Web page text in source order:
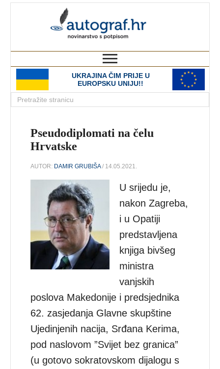
UKRAJINA ČIM PRIJE U
EUROPSKU UNIJU!!
Pseudodiplomati na čelu
Hrvatske
AUTOR: DAMIR GRUBIŠA/ 14.05.2021.
U srijedu je,
nakon Zagreba,
i u Opatiji
predstavljena
knjiga bivšeg
ministra
vanjskih
poslova Makedonije i predsjednika
62. zasjedanja Glavne skupštine
Ujedinjenih nacija, Srđana Kerima,
pod naslovom ”Svijet bez granica”
(u gotovo sokratovskom dijalogu s